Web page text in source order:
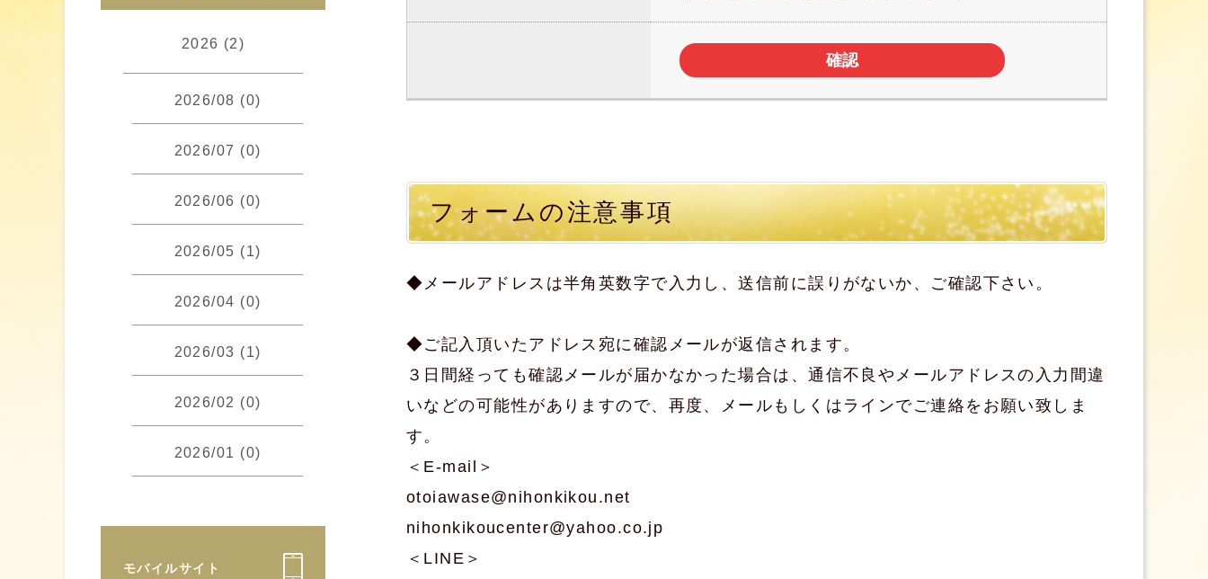
フォームの注意事項
◆メールアドレスは半角英数字で入力し、送信前に誤りがないか、ご確認下さい。
◆ご記入頂いたアドレス宛に確認メールが返信されます。
３日間経っても確認メールが届かなかった場合は、通信不良やメールアドレスの入力間違
いなどの可能性がありますので、再度、メールもしくはラインでご連絡をお願い致しま
す。
＜E-mail＞
otoiawase@nihonkikou.net
nihonkikoucenter@yahoo.co.jp
＜LINE＞
2026 (2)
2026/08 (0)
2026/07 (0)
2026/06 (0)
2026/05 (1)
2026/04 (0)
2026/03 (1)
2026/02 (0)
2026/01 (0)
モバイルサイト